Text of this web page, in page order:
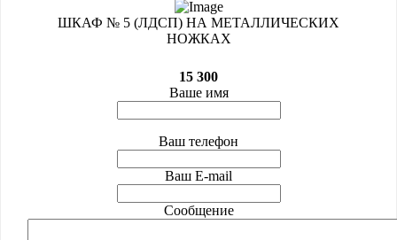
ШКАФ № 5 (ЛДСП) НА МЕТАЛЛИЧЕСКИХ
НОЖКАХ
15 300
Ваше имя
Ваш телефон
Ваш E-mail
Сообщение